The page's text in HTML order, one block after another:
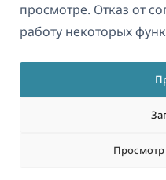
просмотре. Отказ от
работу некоторых
в